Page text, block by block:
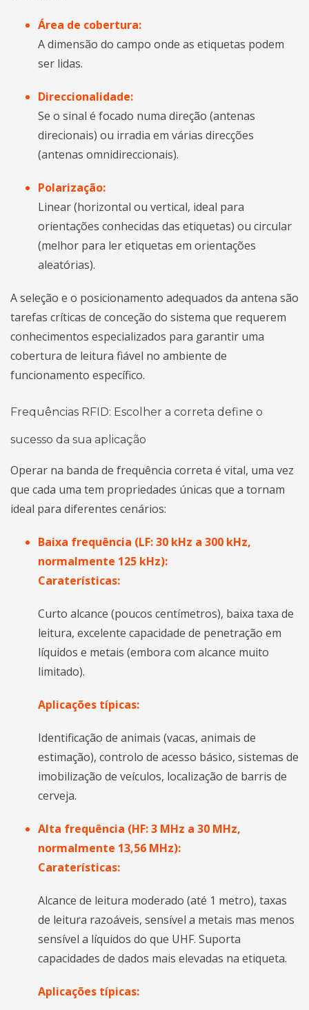
Área de cobertura:
A dimensão do campo onde as etiquetas podem
ser lidas.
Direccionalidade:
Se o sinal é focado numa direção (antenas
direcionais) ou irradia em várias direcções
(antenas omnidireccionais).
Polarização:
Linear (horizontal ou vertical, ideal para
orientações conhecidas das etiquetas) ou circular
(melhor para ler etiquetas em orientações
aleatórias).
A seleção e o posicionamento adequados da antena são
tarefas críticas de conceção do sistema que requerem
conhecimentos especializados para garantir uma
cobertura de leitura fiável no ambiente de
funcionamento específico.
Frequências RFID: Escolher a correta define o
sucesso da sua aplicação
Operar na banda de frequência correta é vital, uma vez
que cada uma tem propriedades únicas que a tornam
ideal para diferentes cenários:
Baixa frequência (LF: 30 kHz a 300 kHz,
normalmente 125 kHz):
Caraterísticas:
Curto alcance (poucos centímetros), baixa taxa de
leitura, excelente capacidade de penetração em
líquidos e metais (embora com alcance muito
limitado).
Aplicações típicas:
Identificação de animais (vacas, animais de
estimação), controlo de acesso básico, sistemas de
imobilização de veículos, localização de barris de
cerveja.
Alta frequência (HF: 3 MHz a 30 MHz,
normalmente 13,56 MHz):
Caraterísticas:
Alcance de leitura moderado (até 1 metro), taxas
de leitura razoáveis, sensível a metais mas menos
sensível a líquidos do que UHF. Suporta
capacidades de dados mais elevadas na etiqueta.
Aplicações típicas: